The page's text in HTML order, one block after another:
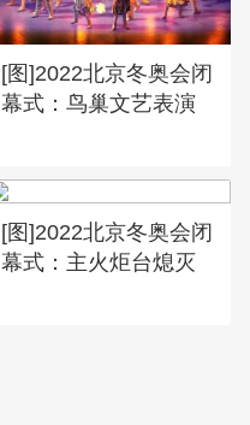
[图]2022北京冬奥会闭
幕式：鸟巢文艺表演
[图]2022北京冬奥会闭
幕式：主火炬台熄灭